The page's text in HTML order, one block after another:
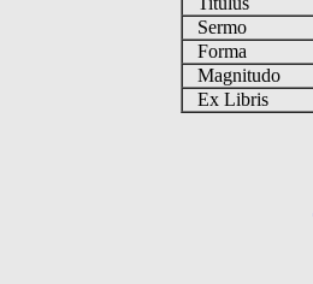
Sermo
Forma
Magnitudo
Ex Libris